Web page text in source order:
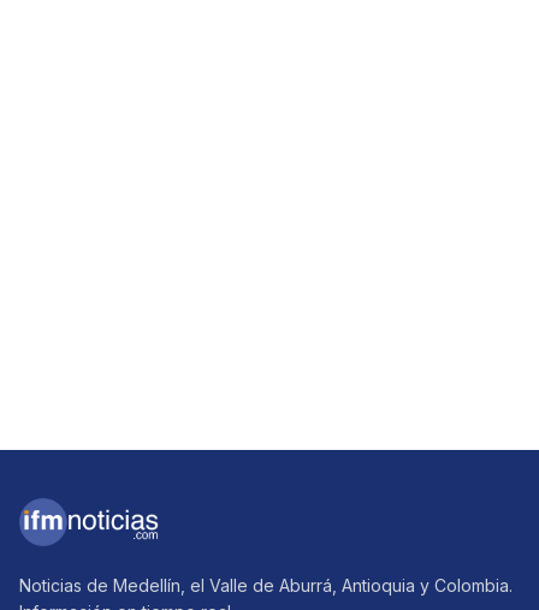
Noticias de Medellín, el Valle de Aburrá, Antioquia y Colombia.